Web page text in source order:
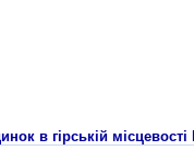
в гірській